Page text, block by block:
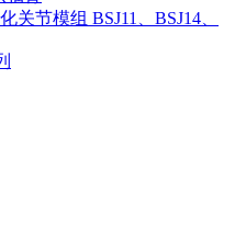
关节模组 BSJ11、BSJ14、